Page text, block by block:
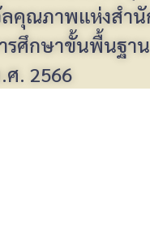
ลคุณภาพแห่งสำ
รศึกษาขั้นพื้นฐาน
. 2566